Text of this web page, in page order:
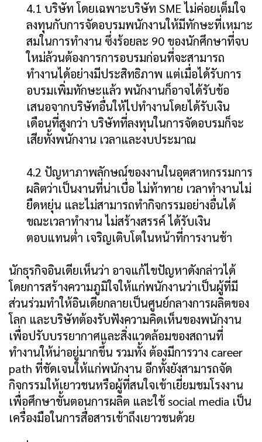
4.1 บริษัท โดยเฉพาะบริษัท SME ไม่ค่อยเต็มใจ
ลงทุนกับการจัดอบรมพนักงานให้มีทักษะที่เหมาะ
สมในการทำงาน ซึ่งร้อยละ 90 ของนักศึกษาที่จบ
ใหม่ล้วนต้องการการอบรมก่อนที่จะสามารถ
ทำงานได้อย่างมีประสิทธิภาพ แต่เมื่อได้รับการ
อบรมเพิ่มทักษะแล้ว พนักงานก็อาจได้รับข้อ
เสนอจากบริษัทอื่นให้ไปทำงานโดยได้รับเงิน
เดือนที่สูงกว่า บริษัทที่ลงทุนในการจัดอบรมก็จะ
เสียทั้งพนักงาน เวลาและงบประมาณ
4.2 ปัญหาภาพลักษณ์ของงานในอุตสาหกรรมการ
ผลิตว่าเป็นงานที่น่าเบื่อ ไม่ท้าทาย เวลาทำงานไม่
ยืดหยุ่น และไม่สามารถทำกิจกรรมอย่างอื่นได้
ขณะเวลาทำงาน ไม่สร้างสรรค์ ได้รับเงิน
ตอบแทนต่ำ เจริญเติบโตในหน้าที่การงานช้า
นักธุรกิจอินเดียเห็นว่า อาจแก้ไขปัญหาดังกล่าวได้
โดยการสร้างความภูมิใจให้แก่พนักงานว่าเป็นผู้ที่มี
ส่วนร่วมทำให้อินเดียกลายเป็นศูนย์กลางการผลิตของ
โลก และบริษัทต้องรับฟังความคิดเห็นของพนักงาน
เพื่อปรับบรรยากาศและสิ่งแวดล้อมของสถานที่
ทำงานให้น่าอยู่มากขึ้น รวมทั้ง ต้องมีการวาง career
path ที่ชัดเจนให้แก่พนักงาน อีกทั้งยังสามารถจัด
กิจกรรมให้เยาวชนหรือผู้ที่สนใจเข้าเยี่ยมชมโรงงาน
เพื่อศึกษาขั้นตอนการผลิต และใช้ social media เป็น
เครื่องมือในการสื่อสารเข้าถึงเยาวชนด้วย